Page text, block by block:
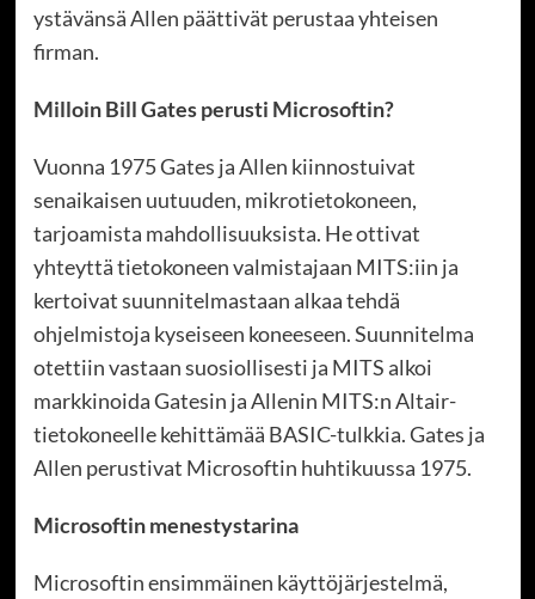
ystävänsä Allen päättivät perustaa yhteisen
firman.
Milloin Bill Gates perusti Microsoftin?
Vuonna 1975 Gates ja Allen kiinnostuivat
senaikaisen uutuuden, mikrotietokoneen,
tarjoamista mahdollisuuksista. He ottivat
yhteyttä tietokoneen valmistajaan MITS:iin ja
kertoivat suunnitelmastaan alkaa tehdä
ohjelmistoja kyseiseen koneeseen. Suunnitelma
otettiin vastaan suosiollisesti ja MITS alkoi
markkinoida Gatesin ja Allenin MITS:n Altair-
tietokoneelle kehittämää BASIC-tulkkia. Gates ja
Allen perustivat Microsoftin huhtikuussa 1975.
Microsoftin menestystarina
Microsoftin ensimmäinen käyttöjärjestelmä,